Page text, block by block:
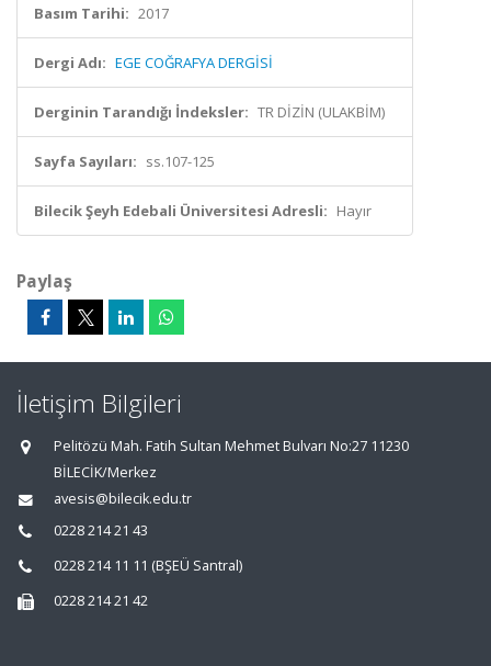
Basım Tarihi: 2017
Dergi Adı: EGE COĞRAFYA DERGİSİ
Derginin Tarandığı İndeksler: TR DİZİN (ULAKBİM)
Sayfa Sayıları: ss.107-125
Bilecik Şeyh Edebali Üniversitesi Adresli: Hayır
Paylaş
İletişim Bilgileri
Pelitözü Mah. Fatih Sultan Mehmet Bulvarı No:27 11230
BİLECİK/Merkez
avesis@bilecik.edu.tr
0228 214 21 43
0228 214 11 11 (BŞEÜ Santral)
0228 214 21 42